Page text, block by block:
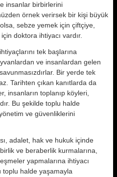
insanlar birbirlerini
örnek verirsek bir kişi büyük
sebze yemek için çiftçiye,
doktora ihtiyacı vardır.
tek başlarına
ve insanlardan gelen
Bir yerde tek
Tarihten çıkan kanıtlarda da
insanların toplanıp köyleri,
Bu şekilde toplu halde
ve güvenliklerini
adalet, hak ve hukuk içinde
ve beraberlik kurmalarına,
yapmalarına ihtiyacı
toplu halde yaşamayla